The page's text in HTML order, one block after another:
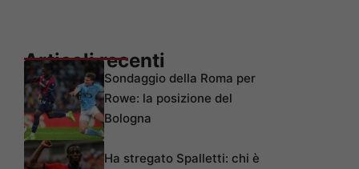
Articoli recenti
Sondaggio della Roma per
Rowe: la posizione del
Bologna
Ha stregato Spalletti: chi è